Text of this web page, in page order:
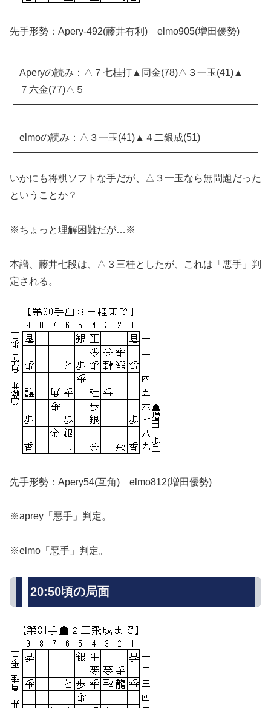
先手形勢：Apery-492(藤井有利) elmo905(増田優勢)
Aperyの読み：△７七桂打▲同金(78)△３一玉(41)▲
７六金(77)△５
elmoの読み：△３一玉(41)▲４二銀成(51)
いかにも将棋ソフトな手だが、△３一玉なら無問題だった
ということか？
※ちょっと理解困難だが…※
本譜、藤井七段は、△３三桂としたが、これは「悪手」判
定される。
先手形勢：Apery54(互角) elmo812(増田優勢)
※aprey「悪手」判定。
※elmo「悪手」判定。
20:50頃の局面